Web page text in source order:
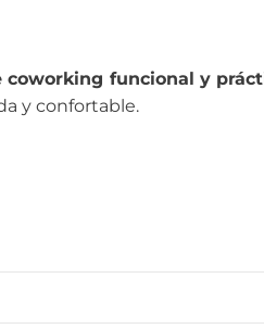
coworking funcional y
y confortable.